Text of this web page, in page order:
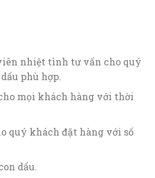
nhiệt tình tư vấn cho quý
phù hợp.
mọi khách hàng với thời
quý khách đặt hàng với số
dấu.